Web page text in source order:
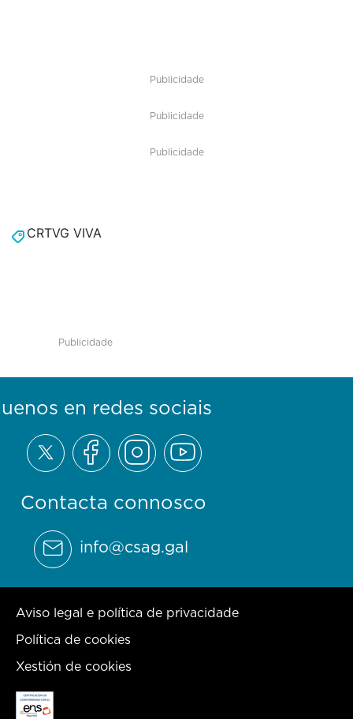
Publicidade
Publicidade
Publicidade
CRTVG VIVA
Publicidade
Contacta connosco
info@csag.gal
en redes sociais
Aviso legal e política de privacidade
Política de cookies
Xestión de cookies